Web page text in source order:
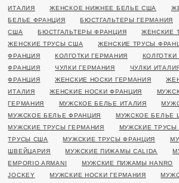
ИТАЛИЯ
ЖЕНСКОЕ НИЖНЕЕ БЕЛЬЕ США
БЕЛЬЕ ФРАНЦИЯ
БЮСТГАЛЬТЕРЫ ГЕРМАНИЯ
США
БЮСТГАЛЬТЕРЫ ФРАНЦИЯ
ЖЕНСКИЕ
ЖЕНСКИЕ ТРУСЫ США
ЖЕНСКИЕ ТРУСЫ
ФРАНЦИЯ
КОЛГОТКИ ГЕРМАНИЯ КОЛГОТКИ
ФРАНЦИЯ
ЧУЛКИ ГЕРМАНИЯ ЧУЛКИ
ФРАНЦИЯ
ЖЕНСКИЕ НОСКИ ГЕРМАНИЯ
ИТАЛИЯ
ЖЕНСКИЕ НОСКИ ФРАНЦИЯ
ГЕРМАНИЯ
МУЖСКОЕ БЕЛЬЕ ИТАЛИЯ
МУЖСКОЕ БЕЛЬЕ ФРАНЦИЯ
МУЖСКОЕ БЕЛЬЕ
МУЖСКИЕ ТРУСЫ ГЕРМАНИЯ
МУЖСКИЕ ТРУСЫ
ТРУСЫ США
МУЖСКИЕ ТРУСЫ ФРАНЦИЯ
ШВЕЙЦАРИЯ
МУЖСКИЕ ПИЖАМЫ CALIDA
EMPORIO ARMANI
МУЖСКИЕ ПИЖАМЫ HANRO
JOCKEY
МУЖСКИЕ НОСКИ ГЕРМАНИЯ